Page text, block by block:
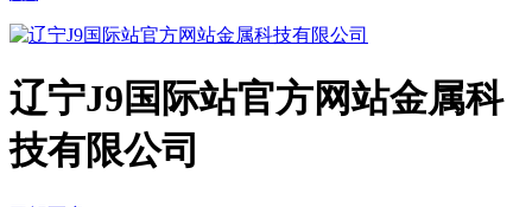
辽宁J9国际站官方网站金属科
技有限公司